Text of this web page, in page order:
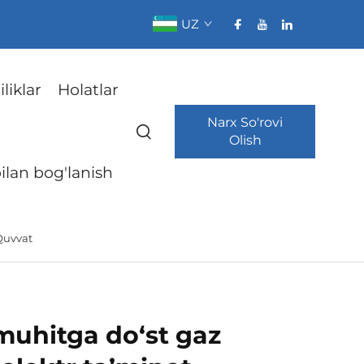
UZ
Holatlar
bog'lanish
Narx So'rovi
Olish
do‘st gaz